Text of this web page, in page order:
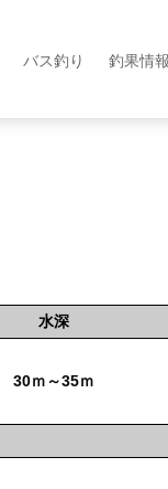
バス釣り 釣果情
水深
30ｍ～35ｍ